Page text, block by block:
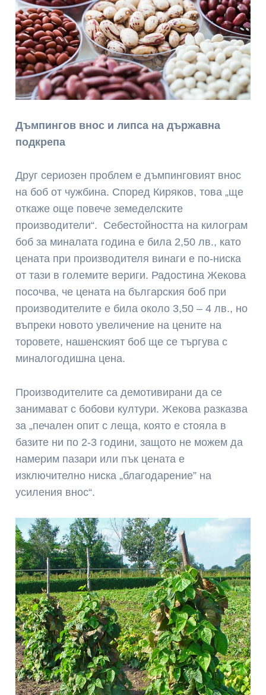
Дъмпингов внос и липса на държавна
подкрепа
Друг сериозен проблем е дъмпинговият внос
на боб от чужбина. Според Киряков, това „ще
откаже още повече земеделските
производители“. Себестойността на килограм
боб за миналата година е била 2,50 лв., като
цената при производителя винаги е по-ниска
от тази в големите вериги. Радостина Жекова
посочва, че цената на българския боб при
производителите е била около 3,50 – 4 лв., но
въпреки новото увеличение на цените на
торовете, нашенският боб ще се търгува с
миналогодишна цена.
Производителите са демотивирани да се
занимават с бобови култури. Жекова разказва
за „печален опит с леща, която е стояла в
базите ни по 2-3 години, защото не можем да
намерим пазари или пък цената е
изключително ниска „благодарение” на
усиления внос“.